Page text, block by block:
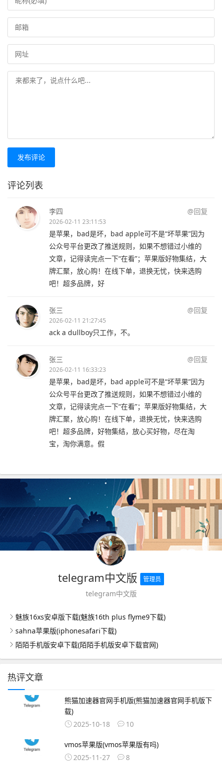
发布评论
评论列表
李四 @回复
2026-02-11 23:11:53
是苹果，bad是坏，bad apple可不是“坏苹果”因为
公众号平台更改了推送规则，如果不想错过小维的
文章，记得读完点一下“在看”；苹果版好物集结，大
牌汇聚，放心购！在线下单，退换无忧，快来选购
吧！超多品牌，好
张三 @回复
2026-02-11 21:27:45
ack a dullboy只工作，不。
张三 @回复
2026-02-11 16:33:23
是苹果，bad是坏，bad apple可不是“坏苹果”因为
公众号平台更改了推送规则，如果不想错过小维的
文章，记得读完点一下“在看”；苹果版好物集结，大
牌汇聚，放心购！在线下单，退换无忧，快来选购
吧！超多品牌，好物集结，放心买好物，尽在淘
宝，淘你满意。假
telegram中文版 管理员
telegram中文版
魅族16xs安卓版下载(魅族16th plus flyme9下载)
sahna苹果版(iphonesafari下载)
陌陌手机版安卓下载(陌陌手机版安卓下载官网)
热评文章
熊猫加速器官网手机版(熊猫加速器官网手机版下
载)
2025-10-18
10
vmos苹果版(vmos苹果版有吗)
2025-11-27
8